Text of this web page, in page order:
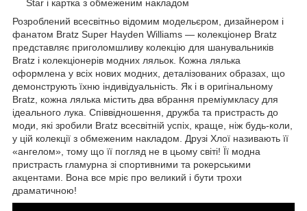
Star і картка з обмеженим накладом
Розроблений всесвітньо відомим модельєром, дизайнером і
фанатом Bratz Super Hayden Williams — колекціонер Bratz
представляє приголомшливу колекцію для шанувальників
Bratz і колекціонерів модних ляльок. Кожна лялька
оформлена у всіх нових модних, деталізованих образах, що
демонструють їхню індивідуальність. Як і в оригінальному
Bratz, кожна лялька містить два вбрання преміумкласу для
ідеального лука. Співвідношення, дружба та пристрасть до
моди, які зробили Bratz всесвітній успіх, краще, ніж будь-коли,
у цій колекції з обмеженим накладом. Друзі Хлої називають її
«ангелом», тому що її погляд не в цьому світі! Її модна
пристрасть гламурна зі спортивними та рокерськими
акцентами. Вона все мріє про великий і бути трохи
драматичною!